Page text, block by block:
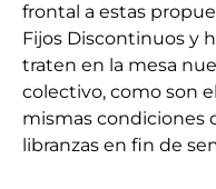
frontal a estas
Fijos Discontinuos y
traten en la mesa
colectivo, como son
mismas condiciones
libranzas en fin de